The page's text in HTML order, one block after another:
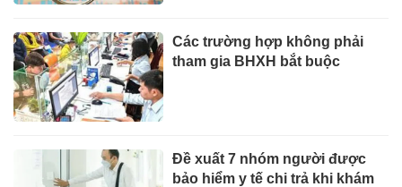
Các trường hợp không phải
tham gia BHXH bắt buộc
Đề xuất 7 nhóm người được
bảo hiểm y tế chi trả khi khám